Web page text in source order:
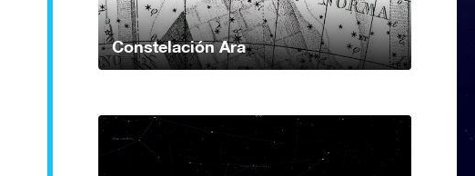
Constelación Ara